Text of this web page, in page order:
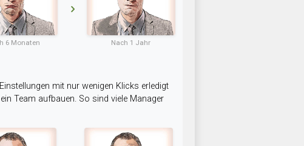
6 Monaten Nach 1 Jahr
mit nur wenigen Klicks erledigt
Team aufbauen. So sind viele Manager